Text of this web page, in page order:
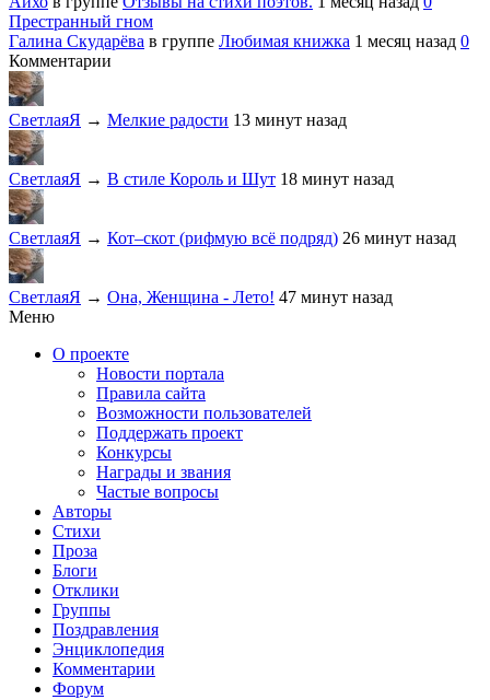
Престранный гном
Галина Скударёва в группе Любимая книжка 1 месяц назад 0
Комментарии
СветлаяЯ → Мелкие радости 13 минут назад
СветлаяЯ → В стиле Король и Шут 18 минут назад
СветлаяЯ → Кот–скот (рифмую всё подряд) 26 минут назад
СветлаяЯ → Она, Женщина - Лето! 47 минут назад
Меню
О проекте
Новости портала
Правила сайта
Возможности пользователей
Поддержать проект
Конкурсы
Награды и звания
Частые вопросы
Авторы
Стихи
Проза
Блоги
Отклики
Группы
Поздравления
Энциклопедия
Комментарии
Форум